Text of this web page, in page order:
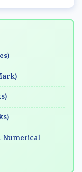
Numerical